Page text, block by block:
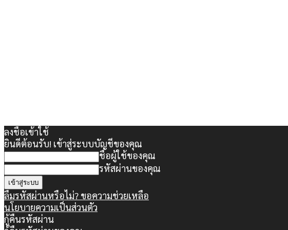
ลงชื่อเข้าใช้
ยินดีต้อนรับ! เข้าสู่ระบบบัญชีของคุณ
ชื่อผู้ใช้ของคุณ
รหัสผ่านของคุณ
ลืมรหัสผ่านหรือไม่? ขอความช่วยเหลือ
นโยบายความเป็นส่วนตัว
กู้คืนรหัสผ่าน